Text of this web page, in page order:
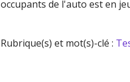
occupants de l'auto est en
Rubrique(s) et mot(s)-clé :